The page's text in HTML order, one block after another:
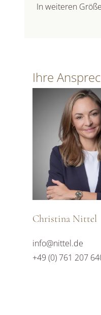
In weiteren
Ihre
Christina Nittel
info@nittel.de
+49 (0) 761 207